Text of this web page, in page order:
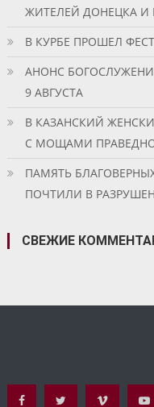
ЖИТЕЛЕЙ ДОНЕЦКА И
В КУРБЕ ПРОШЕЛ
АНОНС
9 АВГУСТА
В КАЗАНСКИЙ
С МОЩАМИ
ПАМЯТЬ
ПОЧТИЛИ В
СВЕЖИЕ